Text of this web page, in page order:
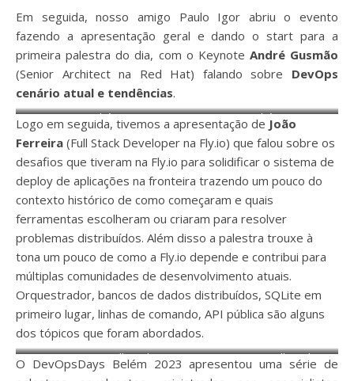
Em seguida, nosso amigo Paulo Igor abriu o evento
fazendo a apresentação geral e dando o start para a
primeira palestra do dia, com o Keynote André Gusmão
(Senior Architect na Red Hat) falando sobre DevOps
cenário atual e tendências.
Keynote: André Gusmão Keynote: André Gusmão
Logo em seguida, tivemos a apresentação de João
Ferreira (Full Stack Developer na Fly.io) que falou sobre os
desafios que tiveram na Fly.io para solidificar o sistema de
deploy de aplicações na fronteira trazendo um pouco do
contexto histórico de como começaram e quais
ferramentas escolheram ou criaram para resolver
problemas distribuídos. Além disso a palestra trouxe à
tona um pouco de como a Fly.io depende e contribui para
múltiplas comunidades de desenvolvimento atuais.
Orquestrador, bancos de dados distribuídos, SQLite em
primeiro lugar, linhas de comando, API pública são alguns
dos tópicos que foram abordados.
João Ferreira (Full Stack
Developer na Fly.io)
João Ferreira (Full Stack
Developer na Fly.io)
O DevOpsDays Belém 2023 apresentou uma série de